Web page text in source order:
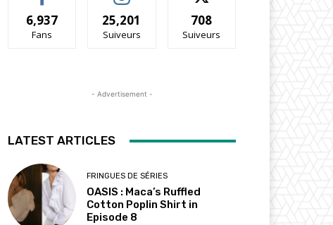
6,937
Fans
25,201
Suiveurs
708
Suiveurs
- Advertisement -
LATEST ARTICLES
FRINGUES DE SÉRIES
OASIS : Maca’s Ruffled
Cotton Poplin Shirt in
Episode 8